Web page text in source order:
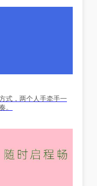
式，两个人手牵手一
。